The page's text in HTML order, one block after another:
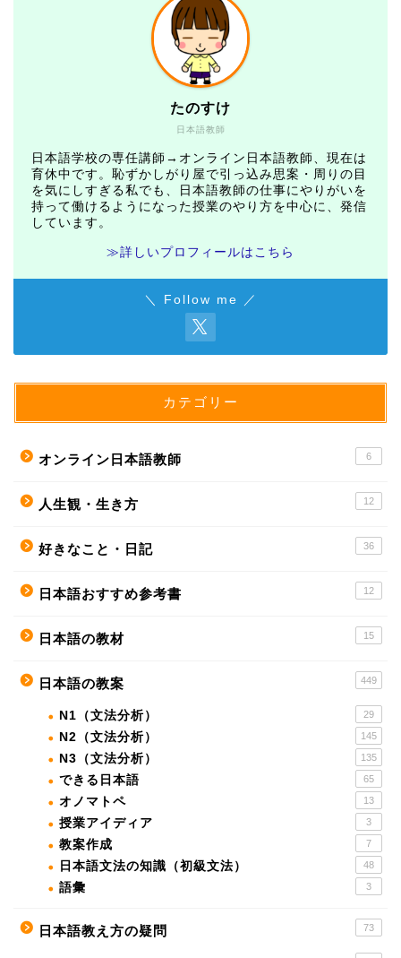
日本語教師
たのすけ
日本語学校の専任講師→オンライン日本語教師、現在は
育休中です。恥ずかしがり屋で引っ込み思案・周りの目
を気にしすぎる私でも、日本語教師の仕事にやりがいを
持って働けるようになった授業のやり方を中心に、発信
しています。
≫詳しいプロフィールはこちら
＼ Follow me ／
カテゴリー
オンライン日本語教師 6
人生観・生き方 12
好きなこと・日記 36
日本語おすすめ参考書 12
日本語の教材 15
日本語の教案 449
N1（文法分析） 29
N2（文法分析） 145
N3（文法分析） 135
できる日本語 65
オノマトペ 13
授業アイディア 3
教案作成 7
日本語文法の知識（初級文法） 48
語彙 3
日本語教え方の疑問 73